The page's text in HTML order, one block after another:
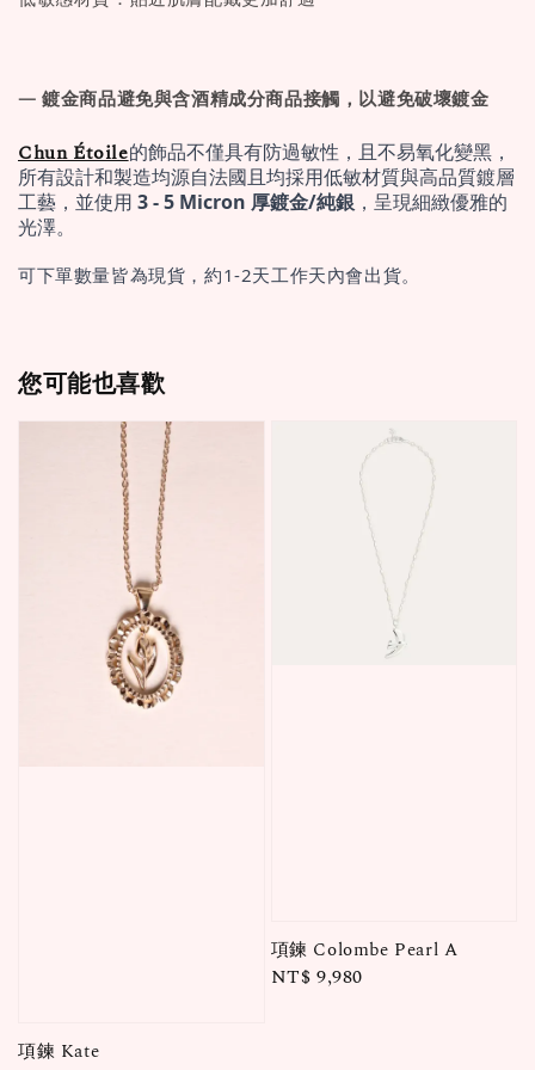
— 鍍金商品避免與含酒精成分商品接觸，以避免破壞鍍金
Chun Étoile的飾品不僅具有防過敏性，且不易氧化變黑，
所有設計和製造均源自法國且均採用低敏材質與高品質鍍層
工藝，並使用 3 - 5 Micron 厚鍍金/純銀 ，呈現細緻優雅的
光澤。
可下單數量皆為現貨，約1-2天工作天內會出貨。
您可能也喜歡
項鍊 Kate
項鍊 Colombe Pearl A
Regular
NT$ 9,980